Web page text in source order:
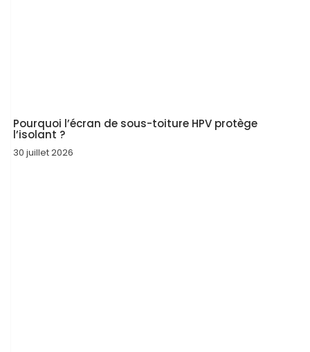
Pourquoi l’écran de sous-toiture HPV protège
l’isolant ?
30 juillet 2026